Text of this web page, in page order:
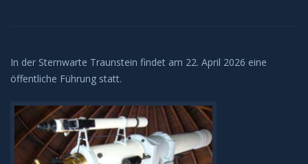
In der Sternwarte Traunstein findet am 22. April 2026 eine
öffentliche Führung statt.